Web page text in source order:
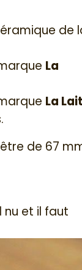
de
La
La
de 67
et il faut